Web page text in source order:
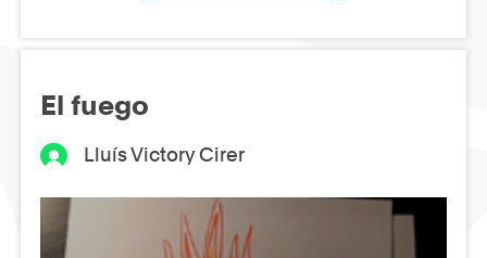
El fuego
Lluís Victory Cirer